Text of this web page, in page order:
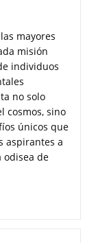
mayores
misión
individuos
no solo
cosmos, sino
únicos que
aspirantes a
odisea de